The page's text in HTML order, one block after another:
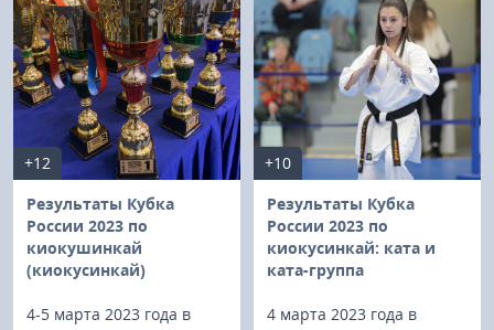
+12
Результаты Кубка
России 2023 по
киокушинкай
(киокусинкай)
4-5 марта 2023 года в
+10
Результаты Кубка
России 2023 по
киокусинкай: ката и
ката-группа
4 марта 2023 года в